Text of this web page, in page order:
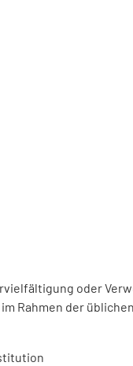
oder
im Rahmen der